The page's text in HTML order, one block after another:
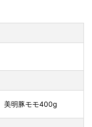
美明豚モモ400g